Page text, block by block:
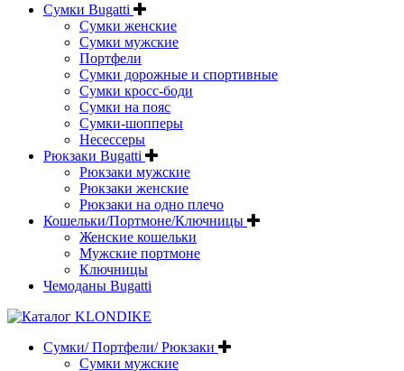
Сумки Bugatti
Сумки женские
Сумки мужские
Портфели
Сумки дорожные и спортивные
Сумки кросс-боди
Сумки на пояс
Сумки-шопперы
Несессеры
Рюкзаки Bugatti
Рюкзаки мужские
Рюкзаки женские
Рюкзаки на одно плечо
Кошельки/Портмоне/Ключницы
Женские кошельки
Мужские портмоне
Ключницы
Чемоданы Bugatti
Сумки/ Портфели/ Рюкзаки
Сумки мужские